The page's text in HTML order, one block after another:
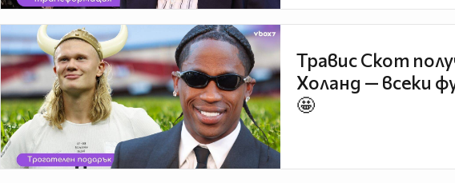
Травис Скот
Холанд — всеки
🤩